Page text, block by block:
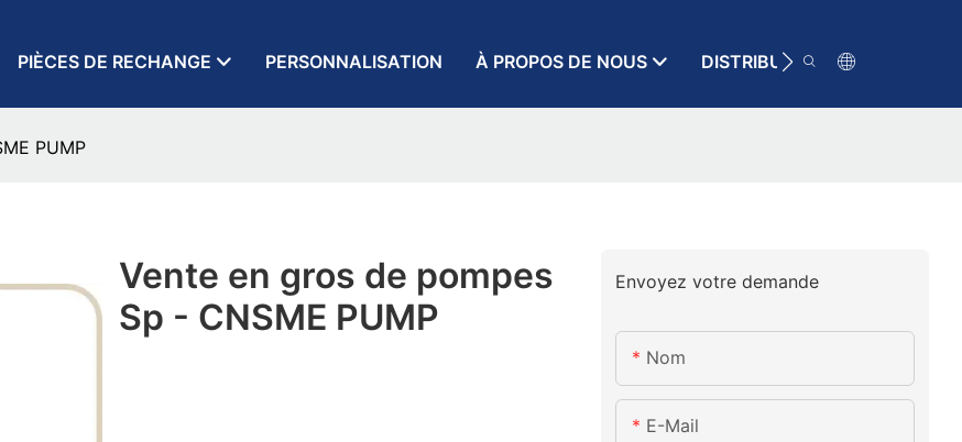
PIÈCES DE RECHANGE PERSONNALISATION À PROPOS DE NOUS DISTRIBUTEUR
PUMP
Vente en gros de pompes
Sp - CNSME PUMP
Envoyez votre demande
Nom
E-Mail